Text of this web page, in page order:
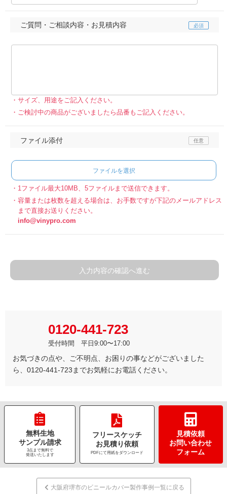
ご質問・ご相談内容・お見積内容
サイズ、用途をご記入ください。
ご検討中の商品がございましたら品番もご記入ください。
ファイル添付
ファイルを選択
1ファイル最大10MB、5ファイルまで送信できます。
容量または枚数を超える場合は、お手数ですが下記のメールアドレス
まで直接お送りください。
info@vinypro.com
入力内容の確認へ進む
0120-441-723
受付時間 平日9:00〜17:00
お気づきの点や、ご不明点、お困りの事などがございました
ら、0120-441-723までお気軽にお電話ください。
無料生地
サンプル請求
3点まで無料で
発送いたします
フリースケッチ
お見積り依頼
PDFにて用紙をダウンロード
見積依頼
お問い合わせ
フォーム
大阪府堺市のビニールカバー製作事例一覧に戻る